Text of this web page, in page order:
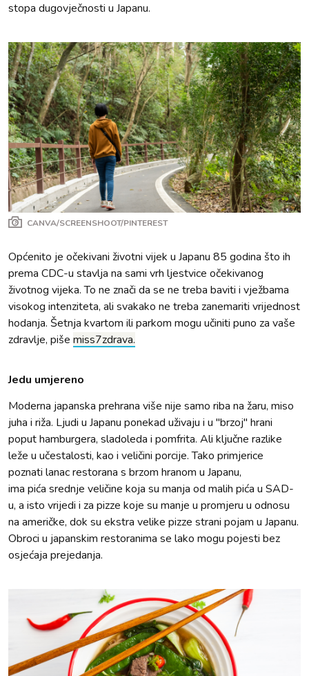
stopa dugovječnosti u Japanu.
CANVA/SCREENSHOOT/PINTEREST
Općenito je očekivani životni vijek u Japanu 85 godina što ih
prema CDC-u stavlja na sami vrh ljestvice očekivanog
životnog vijeka. To ne znači da se ne treba baviti i vježbama
visokog intenziteta, ali svakako ne treba zanemariti vrijednost
hodanja. Šetnja kvartom ili parkom mogu učiniti puno za vaše
zdravlje, piše miss7zdrava.
Jedu umjereno
Moderna japanska prehrana više nije samo riba na žaru, miso
juha i riža. Ljudi u Japanu ponekad uživaju i u "brzoj" hrani
poput hamburgera, sladoleda i pomfrita. Ali ključne razlike
leže u učestalosti, kao i veličini porcije. Tako primjerice
poznati lanac restorana s brzom hranom u Japanu,
ima pića srednje veličine koja su manja od malih pića u SAD-
u, a isto vrijedi i za pizze koje su manje u promjeru u odnosu
na američke, dok su ekstra velike pizze strani pojam u Japanu.
Obroci u japanskim restoranima se lako mogu pojesti bez
osjećaja prejedanja.